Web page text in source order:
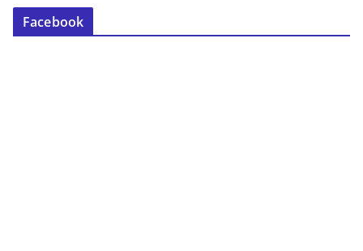
Facebook